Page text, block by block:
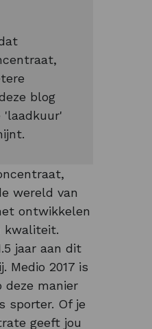
blog
'laadkuur'
wereld van
ontwikkelen
kwaliteit.
jaar aan dit
Medio 2017 is
deze manier
sporter. Of je
geeft jou